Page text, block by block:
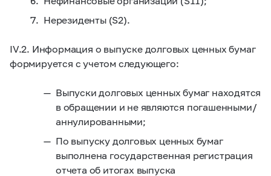
Нерезиденты (S2).
IV.2. Информация о выпуске долговых ценных бумаг
формируется с учетом следующего:
Выпуски долговых ценных бумаг находятся
в обращении и не являются погашенными/
аннулированными;
По выпуску долговых ценных бумаг
выполнена государственная регистрация
отчета об итогах выпуска